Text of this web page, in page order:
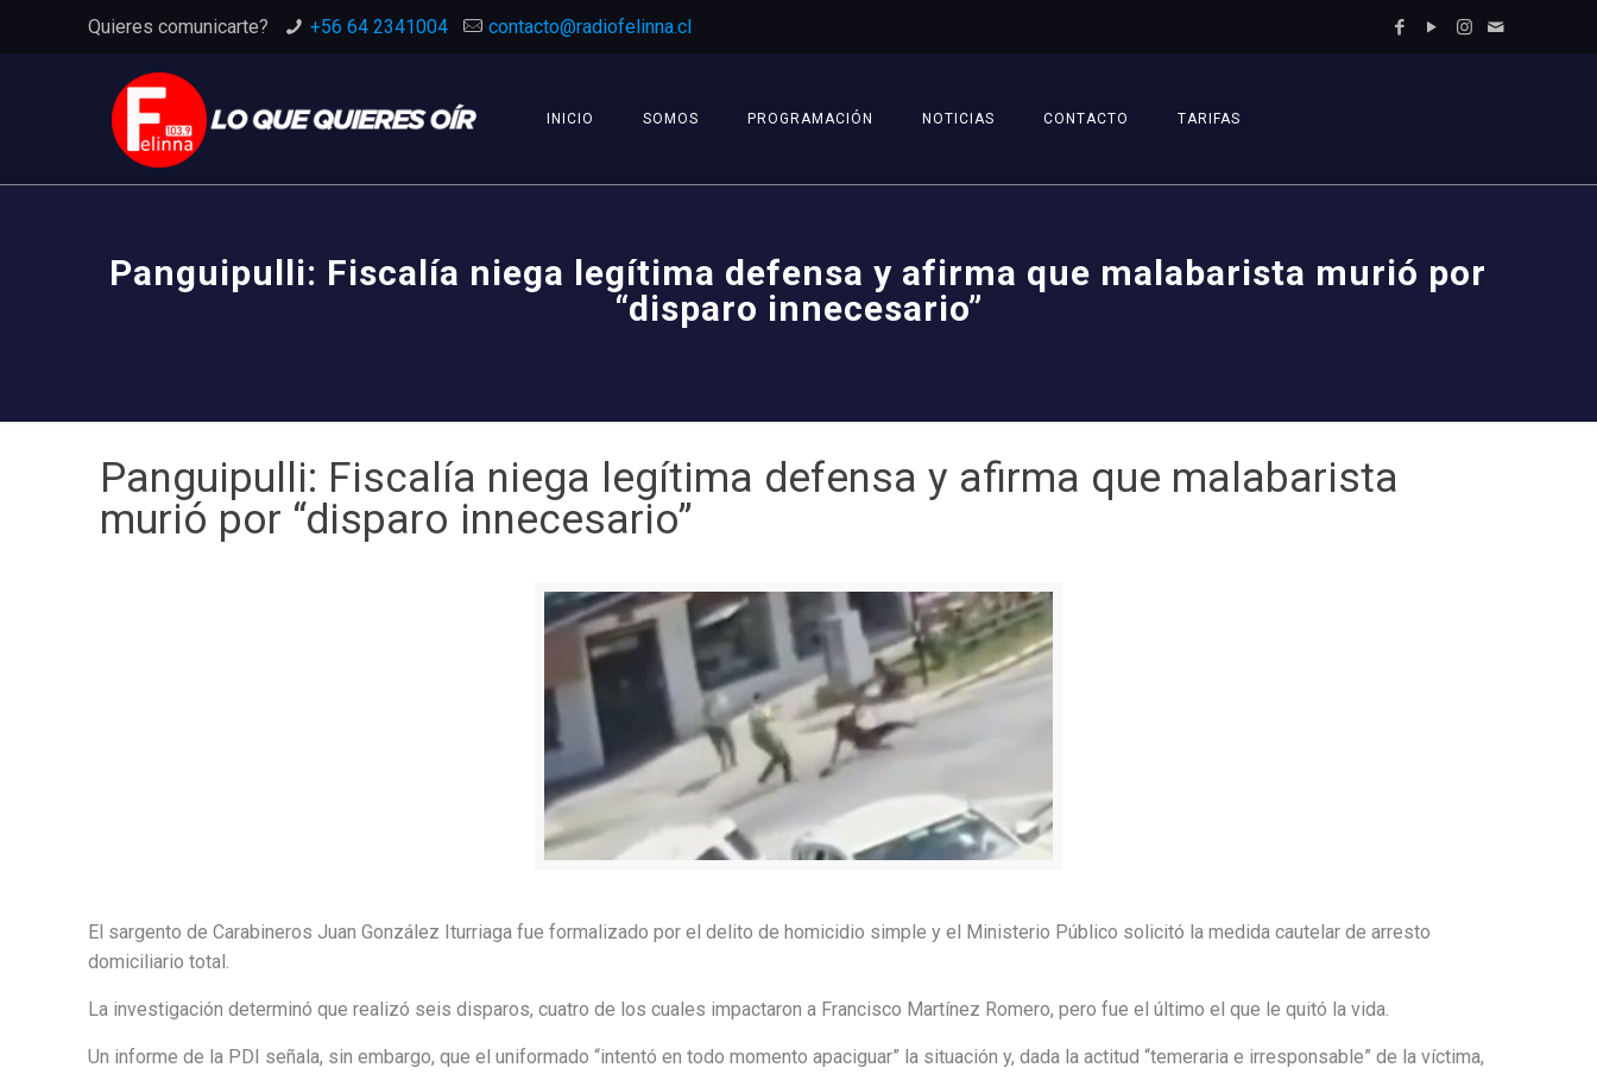
Quieres comunicarte? +56 64 2341004 contacto@radiofelinna.cl
INICIO SOMOS PROGRAMACIÓN NOTICIAS CONTACTO TARIFAS
Panguipulli: Fiscalía niega legítima defensa y afirma que malabarista murió por
“disparo innecesario”
Panguipulli: Fiscalía niega legítima defensa y afirma que malabarista
murió por “disparo innecesario”
El sargento de Carabineros Juan González Iturriaga fue formalizado por el delito de homicidio simple y el Ministerio Público solicitó la medida cautelar de arresto
domiciliario total.
La investigación determinó que realizó seis disparos, cuatro de los cuales impactaron a Francisco Martínez Romero, pero fue el último el que le quitó la vida.
Un informe de la PDI señala, sin embargo, que el uniformado “intentó en todo momento apaciguar” la situación y, dada la actitud “temeraria e irresponsable” de la víctima,